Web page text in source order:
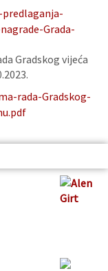
Grada-
Gradskog vijeća
rada-Gradskog-